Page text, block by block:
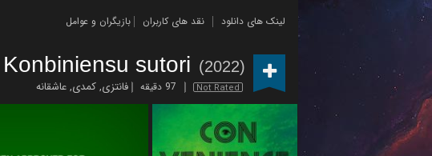
لینک های دانلود نقد های کاربران بازیگران و عوامل
Konbiniensu sutori (2022)
Not Rated 97 دقیقه فانتزی,کمدی,عاشقانه